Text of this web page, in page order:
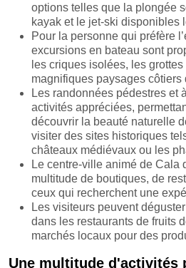
options telles que la plongée
kayak et le jet-ski disponibles
Pour la personne qui préfère
excursions en bateau sont
les criques isolées, les
magnifiques paysages côtiers
Les randonnées pédestres et
activités appréciées,
découvrir la beauté naturelle
visiter des sites historiques
châteaux médiévaux ou les
Le centre-ville animé de Cala
multitude de boutiques, de
ceux qui recherchent une
Les visiteurs peuvent
dans les restaurants de fruits
marchés locaux pour des
Une multitude d'activités